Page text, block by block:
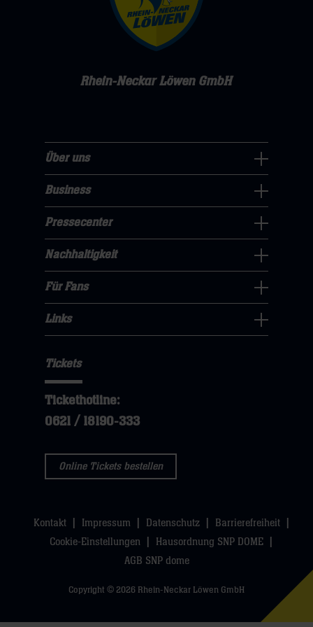
Rhein-Neckar Löwen GmbH
uns
Navigation
öffnen,
dann
klicken
sie
Über uns
Navigation
öffnen,
dann
klicken
sie
hier
Business
Navigation
öffnen,
dann
klicken
sie
Pressecenter
Nachhaltigkeit
Navigation
öffnen,
dann
klicken
sie
Nachhaltigkeit
Fans
Navigation
dann
hier
Für Fans
öffnen,
dann
klicken
sie
Links
Tickets
Tickethotline:
0621 / 18190-333
Online Tickets bestellen
Kontakt Impressum Datenschutz
Barrierefreiheit
Cookie-Einstellungen
Hausordnung SNP DOME
AGB SNP dome
Copyright © 2026 Rhein-Neckar Löwen GmbH